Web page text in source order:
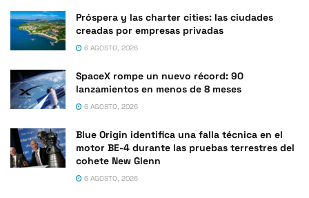
Próspera y las charter cities: las ciudades
creadas por empresas privadas
6 AGOSTO, 2026
SpaceX rompe un nuevo récord: 90
lanzamientos en menos de 8 meses
6 AGOSTO, 2026
Blue Origin identifica una falla técnica en el
motor BE-4 durante las pruebas terrestres del
cohete New Glenn
6 AGOSTO, 2026